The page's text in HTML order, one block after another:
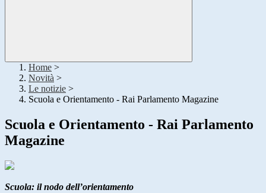
Home >
Novità >
Le notizie >
Scuola e Orientamento - Rai Parlamento Magazine
Scuola e Orientamento - Rai Parlamento
Magazine
Scuola: il nodo dell’orientamento